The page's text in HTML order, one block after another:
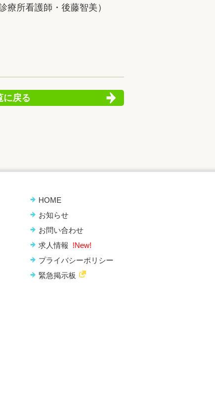
療所看護師・後藤智美）
に戻る
HOME
お知らせ
お問い合わせ
求人情報 !New!
プライバシーポリシー
緊急掲示板